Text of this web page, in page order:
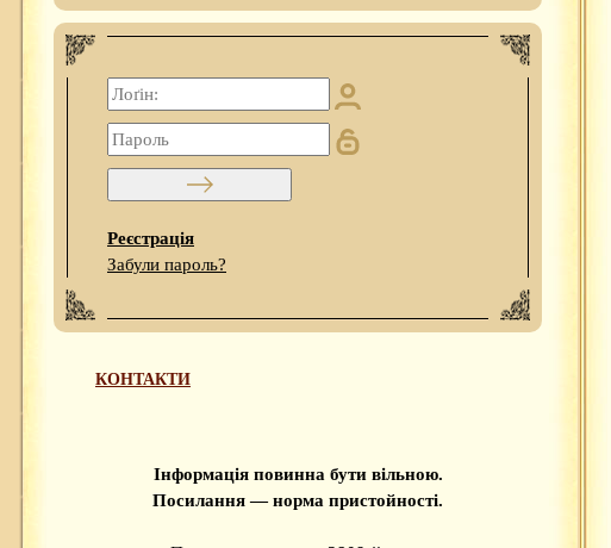
Реєстрація
Забули пароль?
КОНТАКТИ
Інформація повинна бути вільною.
Посилання — норма пристойності.